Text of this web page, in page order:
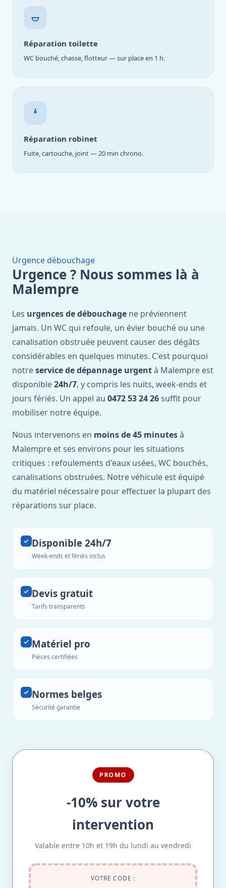
Réparation toilette
WC bouché, chasse, flotteur — sur place en 1 h.
Réparation robinet
Fuite, cartouche, joint — 20 min chrono.
Urgence débouchage
Urgence ? Nous sommes là à
Malempre
Les urgences de débouchage ne préviennent
jamais. Un WC qui refoule, un évier bouché ou une
canalisation obstruée peuvent causer des dégâts
considérables en quelques minutes. C'est pourquoi
notreservice de dépannage urgentà Malempre est
disponible24h/7, y compris les nuits, week-ends et
jours fériés. Un appel au 0472 53 24 26 suffit pour
mobiliser notre équipe.
Nous intervenons en moins de 45 minutesà
Malempre et ses environs pour les situations
critiques : refoulements d'eaux usées, WC bouchés,
canalisations obstruées. Notre véhicule est équipé
du matériel nécessaire pour effectuer la plupart des
réparations sur place.
Disponible 24h/7
Week-ends et fériés inclus
Devis gratuit
Tarifs transparents
Matériel pro
Pièces certifiées
Normes belges
Sécurité garantie
PROMO
-10% sur votre
intervention
Valable entre 10h et 19h du lundi au vendredi
VOTRE CODE :